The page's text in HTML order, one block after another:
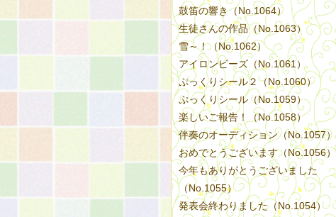
鼓笛の響き（No.1064）
生徒さんの作品（No.1063）
雪～！（No.1062）
アイロンビーズ（No.1061）
ぷっくりシール２（No.1060）
ぷっくりシール（No.1059）
楽しいご報告！（No.1058）
伴奏のオーディション（No.1057）
おめでとうございます（No.1056）
今年もありがとうございました
（No.1055）
発表会終わりました（No.1054）